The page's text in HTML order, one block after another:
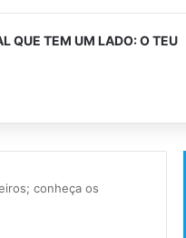
QUE TEM UM LADO: O TEU
conheça os